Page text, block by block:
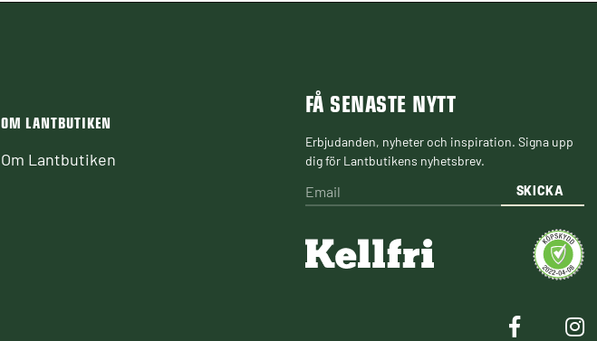
OM LANTBUTIKEN
Om Lantbutiken
FÅ SENASTE NYTT
Erbjudanden, nyheter och inspiration. Signa upp
dig för Lantbutikens nyhetsbrev.
SKICKA